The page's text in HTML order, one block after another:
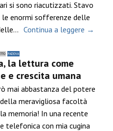
si sono riacutizzati. Stavo
le enormi sofferenze delle
Continua a leggere →
PADOVA
la lettura come
e crescita umana
mai abbastanza del potere
meravigliosa facoltà
memoria! In una recente
telefonica con mia cugina